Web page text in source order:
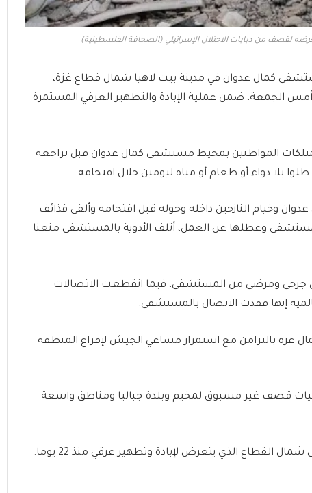
لقصف من دبابات الاحتلال الإسرائيلي (الصحافة الفلسطينية)
كمال عدوان في مدينة بيت لاهيا شمال قطاع غزة،
الجمعة، ضمن عملية الإبادة والتطهير العرقي المستمرة
المواطنين بمحيط مستشفى كمال عدوان قبل تراجعه
بلا دواء أو طعام أو مياه ليومين خلال اقتحامه.
وخيام النازحين داخله وحوله قبل اقتحامه وألقى قذائف
وعطلها عن العمل، أتلف الأدوية بالمستشفى منعنا
جرحى ومرضى من المستشفى، فيما انقطعت الاتصالات
إنها فقدت الاتصال بالمستشفى.
بالتزامن مع استمرار مساعي الجيش لإفراغ المنطقة
عمليات قصف غير مسبوق لمخيم وبلدة جباليا ومناطق واسعة